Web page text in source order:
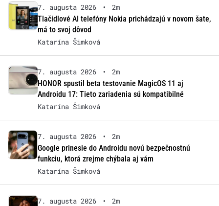
7. augusta 2026 •
2m
Tlačidlové AI telefóny Nokia prichádzajú v novom šate,
má to svoj dôvod
Katarína Šimková
7. augusta 2026 •
2m
HONOR spustil beta testovanie MagicOS 11 aj
Androidu 17: Tieto zariadenia sú kompatibilné
Katarína Šimková
7. augusta 2026 •
2m
Google prinesie do Androidu novú bezpečnostnú
funkciu, ktorá zrejme chýbala aj vám
Katarína Šimková
7. augusta 2026 •
2m